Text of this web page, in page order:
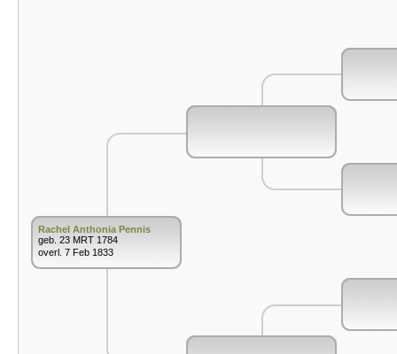
Rachel Anthonia Pennis
geb. 23 MRT 1784
overl. 7 Feb 1833